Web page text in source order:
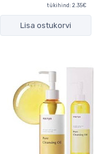
tükihind: 2.35€
Lisa ostukorvi